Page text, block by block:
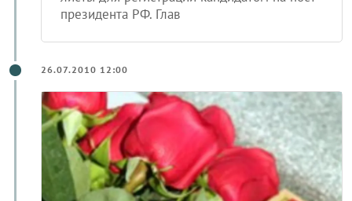
президента РФ. Глав
26.07.2010 12:00